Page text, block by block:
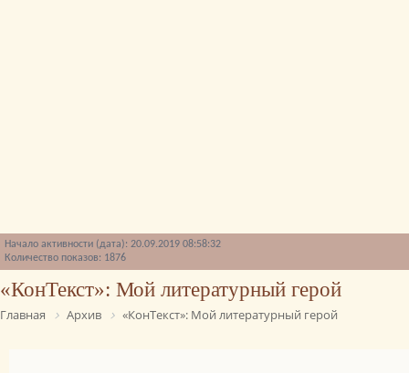
Начало активности (дата): 20.09.2019 08:58:32
Количество показов: 1876
«КонТекст»: Мой литературный герой
Главная Архив «КонТекст»: Мой литературный герой